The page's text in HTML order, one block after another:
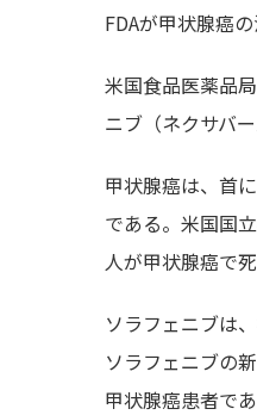
FDAが甲状腺癌
米国食品医薬品
ニブ（ネクサバ
甲状腺癌は、首
である。米国国
人が甲状腺癌で
ソラフェニブは
ソラフェニブの
甲状腺癌患者であ